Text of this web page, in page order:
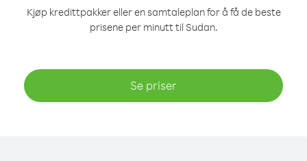
Kjøp kredittpakker eller en samtaleplan for å få de beste
prisene per minutt til Sudan.
Se priser